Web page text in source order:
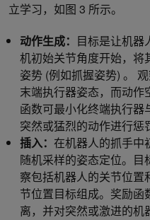
立学习，如图 3 所示。
动作生成： 目标是让机器
机初始关节角度开始，将
姿势 (例如抓握姿势) 。
末端执行器姿态，而动
函数可最小化终端执行
突然或猛烈的动作进行惩
插入： 在机器人的抓手中
随机采样的姿态定位。
察包括机器人的关节位
节位置目标组成。奖励
离，并对突然或激进的机